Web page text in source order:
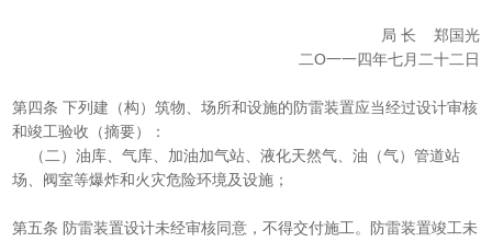
局 长 郑国光
二O一一四年七月二十二日
第四条 下列建（构）筑物、场所和设施的防雷装置应当经过设计审核
和竣工验收（摘要）：
（二）油库、气库、加油加气站、液化天然气、油（气）管道站
场、阀室等爆炸和火灾危险环境及设施；
第五条 防雷装置设计未经审核同意，不得交付施工。防雷装置竣工未